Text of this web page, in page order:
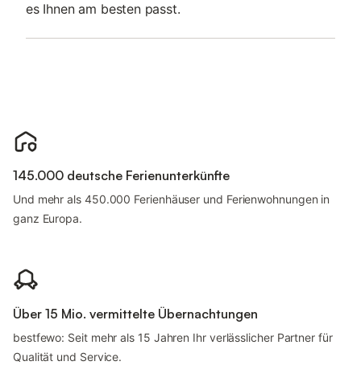
es Ihnen am besten passt.
145.000 deutsche Ferienunterkünfte
Und mehr als 450.000 Ferienhäuser und Ferienwohnungen in
ganz Europa.
Über 15 Mio. vermittelte Übernachtungen
bestfewo: Seit mehr als 15 Jahren Ihr verlässlicher Partner für
Qualität und Service.